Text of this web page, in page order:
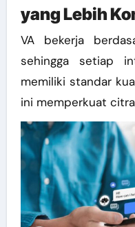
yang Lebih
VA bekerja
sehingga setiap
memiliki standar
ini memperkuat